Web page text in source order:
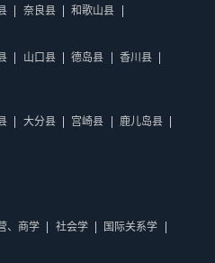
奈良县 和歌山县
山口县 德岛县
香川县
大分县 宫崎县
鹿儿岛县
、商学 社会学 国际关系学